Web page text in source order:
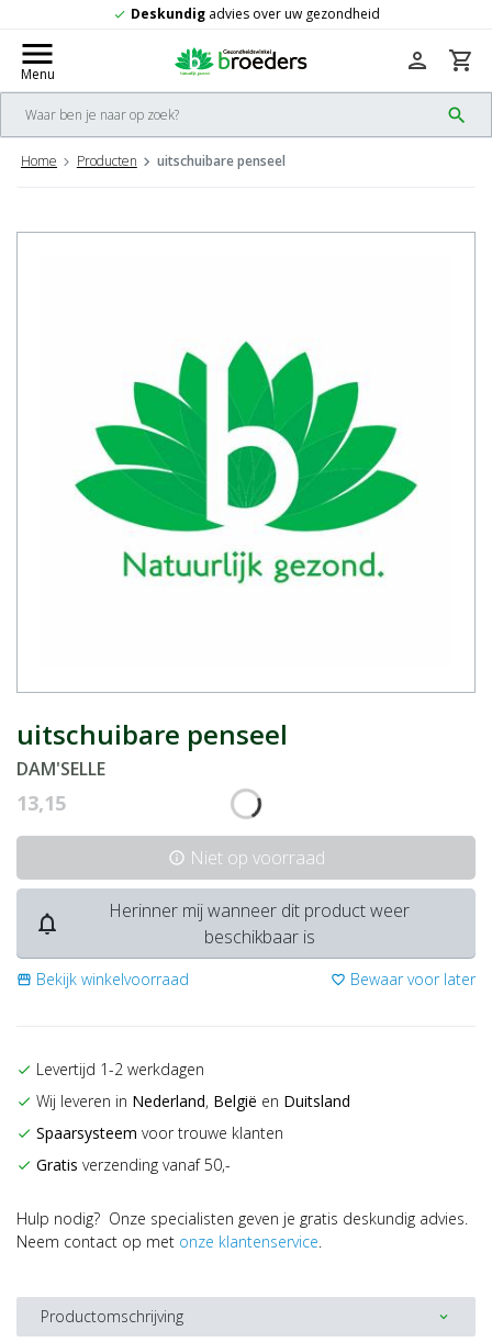
check Deskundigadvies over uw gezondheid
menu
Menu
search
person shopping_cart
Home Producten uitschuibare penseel
uitschuibare penseel
DAM'SELLE
13,15
info Niet op voorraad
notifications_none
Herinner mij wanneer dit product weer
beschikbaar is
storefront Bekijk winkelvoorraad favorite_border Bewaar voor later
check Levertijd 1-2 werkdagen
check Wij leveren in Nederland, België en Duitsland
check Spaarsysteem voor trouwe klanten
check Gratis verzending vanaf 50,-
Hulp nodig? Onze specialisten geven je gratis deskundig advies.
Neem contact op met onze klantenservice.
Productomschrijving expand_more